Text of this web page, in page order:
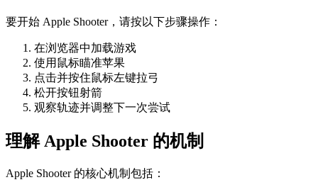
要开始 Apple Shooter，请按以下步骤操作：
在浏览器中加载游戏
使用鼠标瞄准苹果
点击并按住鼠标左键拉弓
松开按钮射箭
观察轨迹并调整下一次尝试
理解 Apple Shooter 的机制
Apple Shooter 的核心机制包括：